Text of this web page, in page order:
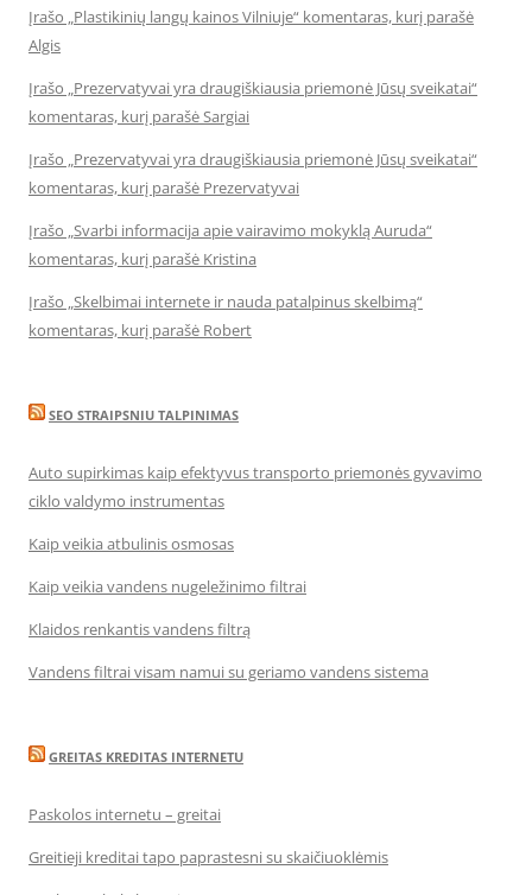
Įrašo „Plastikinių langų kainos Vilniuje“ komentaras, kurį parašė
Algis
Įrašo „Prezervatyvai yra draugiškiausia priemonė Jūsų sveikatai“
komentaras, kurį parašė Sargiai
Įrašo „Prezervatyvai yra draugiškiausia priemonė Jūsų sveikatai“
komentaras, kurį parašė Prezervatyvai
Įrašo „Svarbi informacija apie vairavimo mokyklą Auruda“
komentaras, kurį parašė Kristina
Įrašo „Skelbimai internete ir nauda patalpinus skelbimą“
komentaras, kurį parašė Robert
SEO STRAIPSNIU TALPINIMAS
Auto supirkimas kaip efektyvus transporto priemonės gyvavimo
ciklo valdymo instrumentas
Kaip veikia atbulinis osmosas
Kaip veikia vandens nugeležinimo filtrai
Klaidos renkantis vandens filtrą
Vandens filtrai visam namui su geriamo vandens sistema
GREITAS KREDITAS INTERNETU
Paskolos internetu – greitai
Greitieji kreditai tapo paprastesni su skaičiuoklėmis